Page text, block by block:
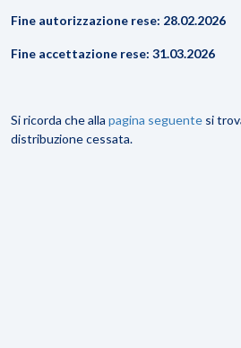
Fine autorizzazione rese: 28.02.2026
Fine accettazione rese: 31.03.2026
Si ricorda che alla pagina seguente si
distribuzione cessata.